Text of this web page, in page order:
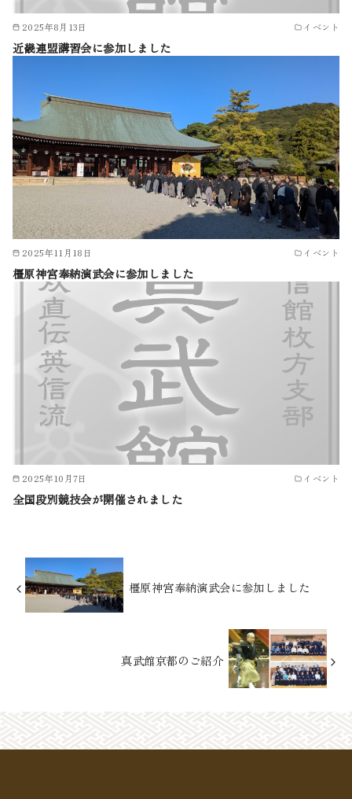
2025年8月13日 イベント
近畿連盟講習会に参加しました
2025年11月18日 イベント
橿原神宮奉納演武会に参加しました
2025年10月7日 イベント
全国段別競技会が開催されました
橿原神宮奉納演武会に参加しました
真武館京都のご紹介